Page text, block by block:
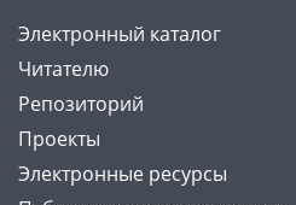
Электронный каталог
Читателю
Репозиторий
Проекты
Электронные ресурсы